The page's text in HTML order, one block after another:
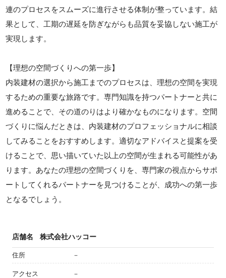
連のプロセスをスムーズに進行させる体制が整っています。結
果として、工期の遅延を防ぎながらも品質を妥協しない施工が
実現します。
【理想の空間づくりへの第一歩】
内装建材の選択から施工までのプロセスは、理想の空間を実現
するための重要な旅路です。専門知識を持つパートナーと共に
進めることで、その道のりはより確かなものになります。空間
づくりに悩んだときは、内装建材のプロフェッショナルに相談
してみることをおすすめします。適切なアドバイスと提案を受
けることで、思い描いていた以上の空間が生まれる可能性があ
ります。あなたの理想の空間づくりを、専門家の視点からサポ
ートしてくれるパートナーを見つけることが、成功への第一歩
となるでしょう。
店舗名 株式会社ハッコー
住所 －
アクセス －